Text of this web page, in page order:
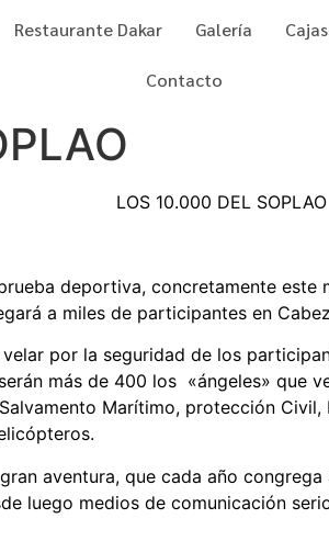
Restaurante Dakar Galería
Contacto
LOS 10.000 DEL SOPLAO
deportiva, concretamente
a miles de participantes en
por la seguridad de los
más de 400 los «ángeles» que
Marítimo, protección
aventura, que cada año
luego medios de comunicación